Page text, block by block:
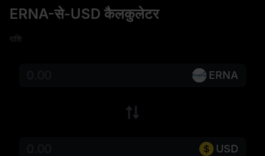
ERNA-से-USD कैलकुलेटर
राशि
ERNA
USD